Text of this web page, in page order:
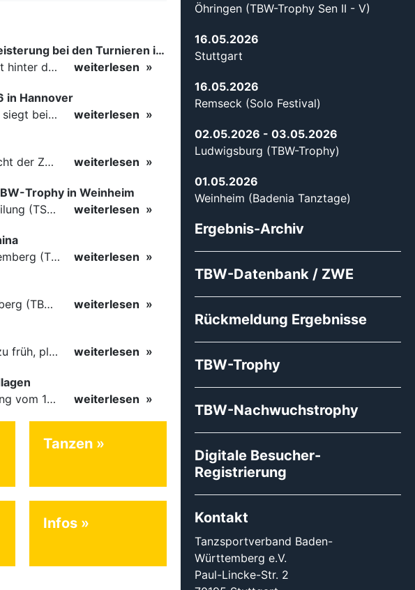
Tanzsport auf höchstem Niveau: Begeisterung bei den Turnieren in…
Ein rundum gelungenes Tanzsport-Wochenende liegt hinter den Paaren und Organisatoren in Enzklösterle. Am 1. und 2. August 2026 verwandelte sich die Festhalle wieder in einen lebendigen Mittelpunkt des…
weiterlesen
in Hannover
Der erste Deutsche Meister steht fest B-Boy Roman siegt bei den Juniors
weiterlesen
Für einige nachgemeldete Turniere im 2 Halbjahr sucht der ZWE noch Wertungsrichter.
weiterlesen
Trophy in Weinheim
Am 18. und 19. Juli 2026 richtete die Tanzsportabteilung (TSA) der TSG 1862 Weinheim das Abschlussturnier der diesjährigen TBW-Trophy-Serie aus. Zum traditionellen Saisonfinale kamen rund 400 Starts über…
weiterlesen
Die Paare aus dem Tanzsportverband Baden-Württemberg (TBW) haben beim hochklassig besetzten WDSF GrandSlam im chinesischen Nanjing wieder einmal auf internationalem Top-Niveau geglänzt. Das…
weiterlesen
Die Paare des Tanzsportverbandes Baden-Württemberg (TBW) glänzten auf dem internationalen Parkett des Vienna Dance Concourse 2026 im Wiener Rathaus mit hervorragenden Platzierungen Ergebnisse unter: …
weiterlesen
Ein Engel hat die Bühne des Lebens verlassen. Viel zu früh, plötzlich und für uns alle unfassbar, wurde unsere geliebte Kristina (Krissi) Flaig im Alter von 36 Jahren aus dem Leben gerissen. Das Tanzen…
weiterlesen
Für das Modul Grundlagen der Breitensportausbildung vom 10. bis 13. September an der Landessportschule Albstadt sind noch Plätze frei. Das Modul kann auch für den Lizenzerhalt (30 LE fachlich) genutzt…
weiterlesen
Tanzen
Infos
Öhringen (TBW-Trophy Sen II - V)
16.05.2026
Stuttgart
16.05.2026
Remseck (Solo Festival)
02.05.2026 - 03.05.2026
Ludwigsburg (TBW-Trophy)
01.05.2026
Weinheim (Badenia Tanztage)
Ergebnis-Archiv
TBW-Datenbank / ZWE
Rückmeldung Ergebnisse
TBW-Trophy
TBW-Nachwuchstrophy
Digitale Besucher-
Registrierung
Kontakt
Tanzsportverband Baden-
Württemberg e.V.
Paul-Lincke-Str. 2